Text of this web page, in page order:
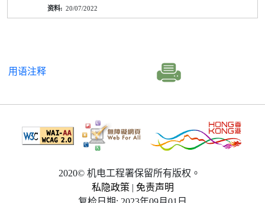
20/07/2022
用语注释
2020© 机电工程署保留所有版权。
私隐政策 | 免责声明